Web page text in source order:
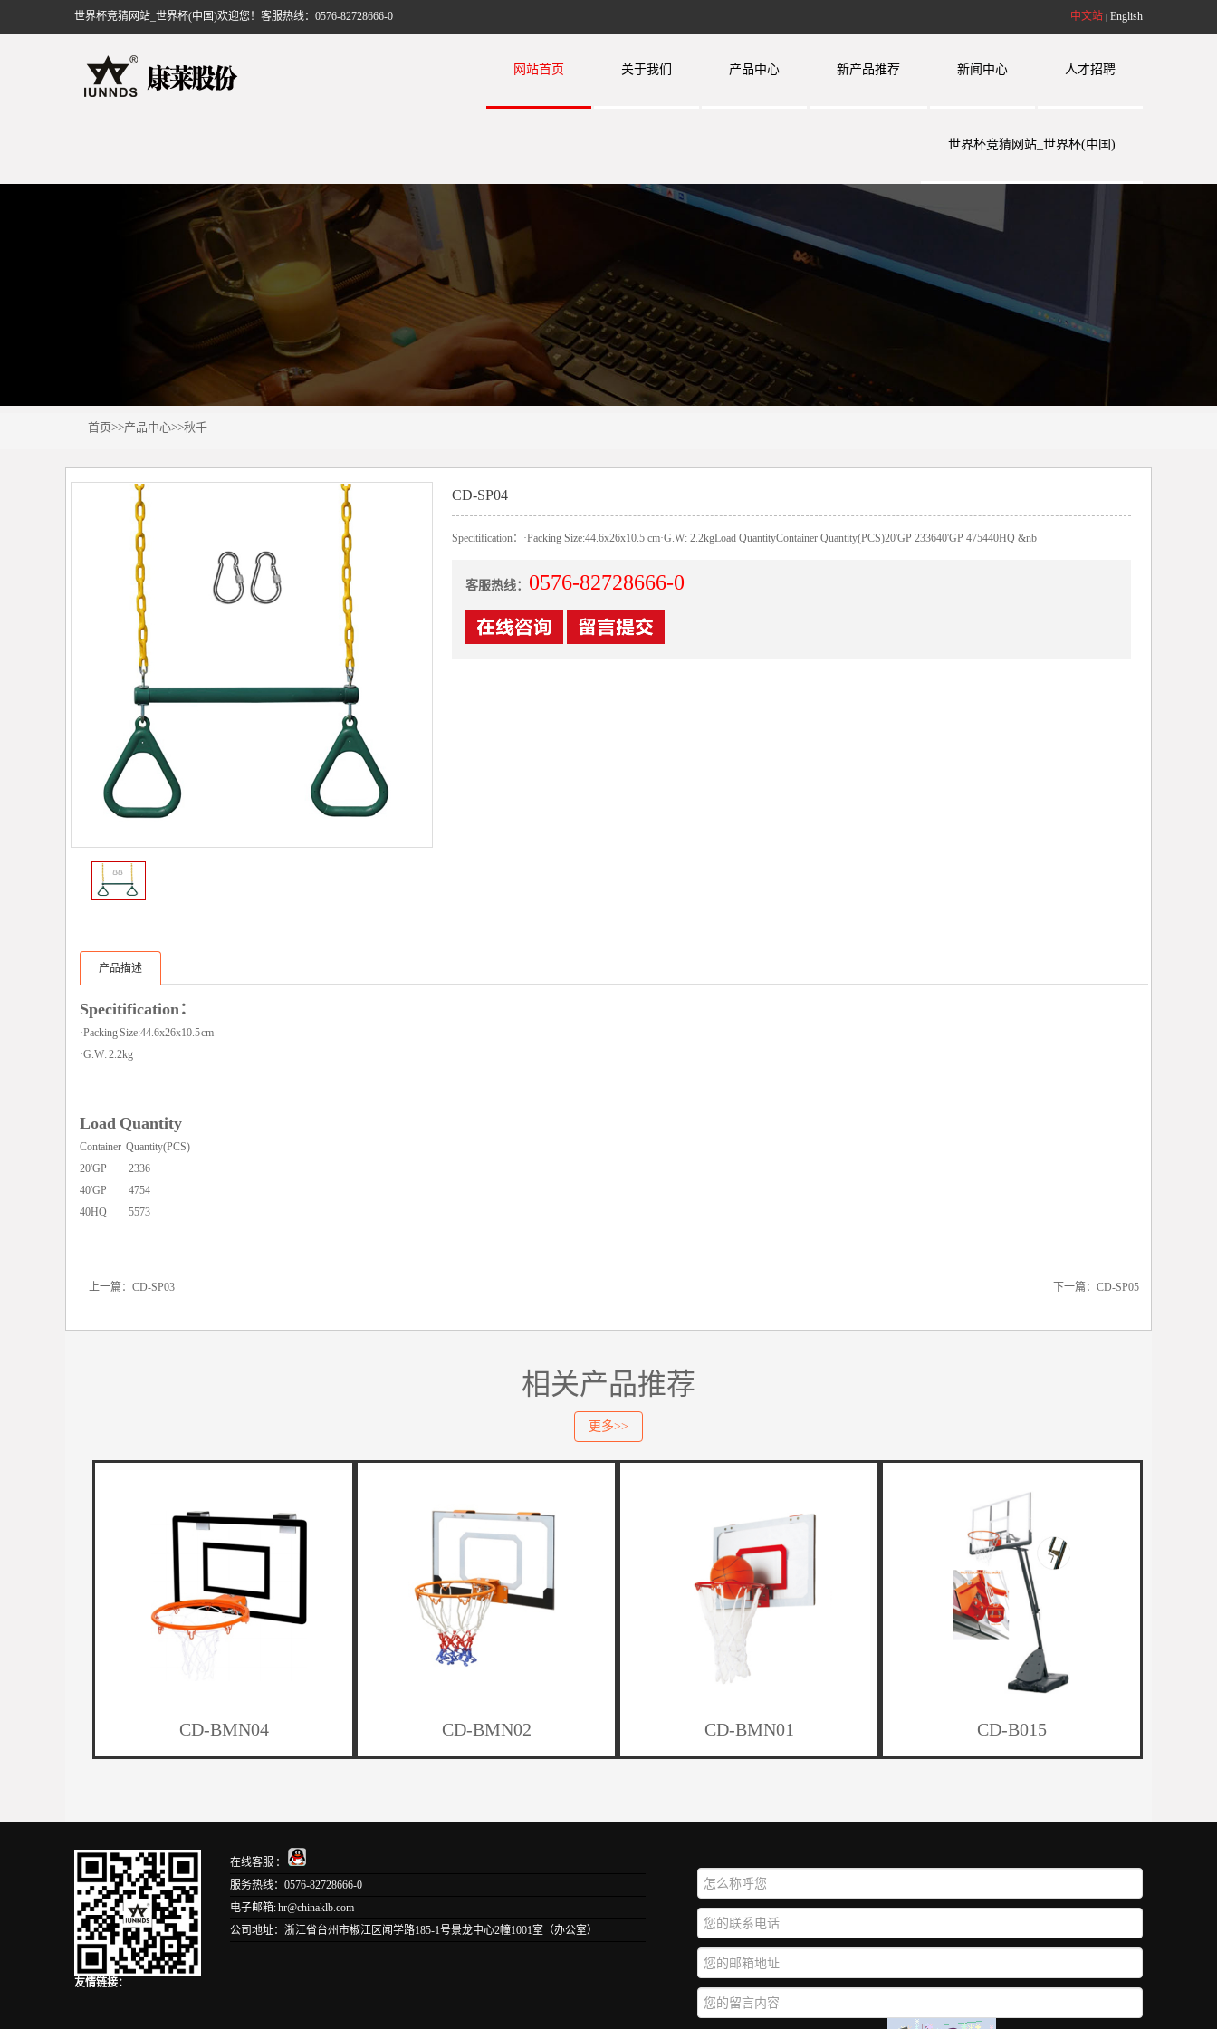
中文站 | English
世界杯竞猜网站_世界杯(中国)欢迎您！客服热线：0576-82728666-0
网站首页 关于我们 产品中心 新产品推荐 新闻中心 人才招聘
世界杯竞猜网站_世界杯(中国)
首页>>产品中心>>秋千
CD-SP04
Specitification：·Packing Size:44.6x26x10.5 cm·G.W: 2.2kgLoad QuantityContainer Quantity(PCS)20'GP 233640'GP 475440HQ &nb
客服热线： 0576-82728666-0
产品描述
Specitification：
·Packing Size:44.6x26x10.5 cm
·G.W: 2.2kg
Load Quantity
Container Quantity(PCS)
20'GP 2336
40'GP 4754
40HQ 5573
上一篇： CD-SP03 下一篇： CD-SP05
相关产品推荐
更多>>
CD-BMN04 CD-BMN02 CD-BMN01 CD-B015
在线客服 ：
服务热线：0576-82728666-0
电子邮箱: hr@chinaklb.com
公司地址：浙江省台州市椒江区闻学路185-1号景龙中心2幢1001室（办公室）
友情链接：